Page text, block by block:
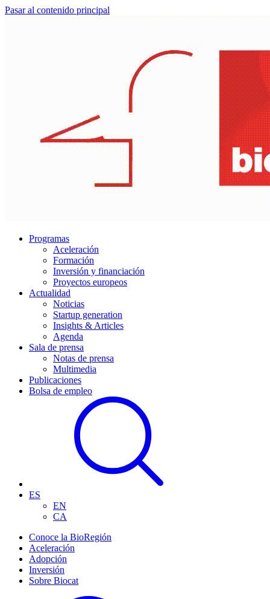
Pasar al contenido principal
Programas
Aceleración
Formación
Inversión y financiación
Proyectos europeos
Actualidad
Noticias
Startup generation
Insights & Articles
Agenda
Sala de prensa
Notas de prensa
Multimedia
Publicaciones
Bolsa de empleo
ES
EN
CA
Conoce la BioRegión
Aceleración
Adopción
Inversión
Sobre Biocat